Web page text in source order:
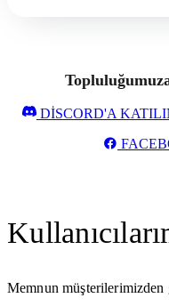
DISCORD'A
Memnun müşterilerimizden